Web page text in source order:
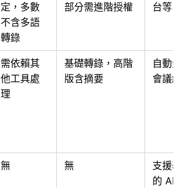
定，多數
不含多語
轉錄
部分需進階授權
台等
需依賴其
他工具處
理
基礎轉錄，高階
版含摘要
自動
會議
無 無
支援
的 AI